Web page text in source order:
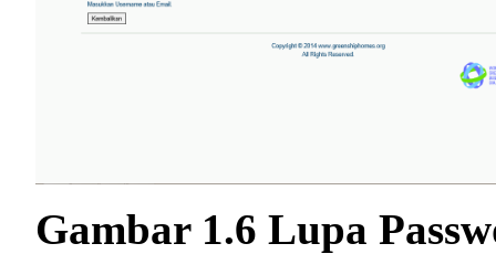
Gambar 1.6 Lupa